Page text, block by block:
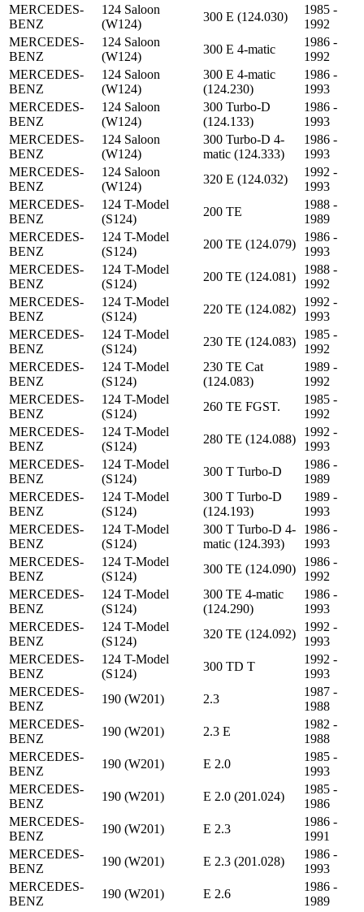
MERCEDES-
BENZ
124 Saloon
(W124)
300 E (124.030)
1985 -
1992
MERCEDES-
BENZ
124 Saloon
(W124)
300 E 4-matic
1986 -
1992
MERCEDES-
BENZ
124 Saloon
(W124)
300 E 4-matic
(124.230)
1986 -
1993
MERCEDES-
BENZ
124 Saloon
(W124)
300 Turbo-D
(124.133)
1986 -
1993
MERCEDES-
BENZ
124 Saloon
(W124)
300 Turbo-D 4-
matic (124.333)
1986 -
1993
MERCEDES-
BENZ
124 Saloon
(W124)
320 E (124.032)
1992 -
1993
MERCEDES-
BENZ
124 T-Model
(S124)
200 TE
1988 -
1989
MERCEDES-
BENZ
124 T-Model
(S124)
200 TE (124.079)
1986 -
1993
MERCEDES-
BENZ
124 T-Model
(S124)
200 TE (124.081)
1988 -
1992
MERCEDES-
BENZ
124 T-Model
(S124)
220 TE (124.082)
1992 -
1993
MERCEDES-
BENZ
124 T-Model
(S124)
230 TE (124.083)
1985 -
1992
MERCEDES-
BENZ
124 T-Model
(S124)
230 TE Cat
(124.083)
1989 -
1992
MERCEDES-
BENZ
124 T-Model
(S124)
260 TE FGST.
1985 -
1992
MERCEDES-
BENZ
124 T-Model
(S124)
280 TE (124.088)
1992 -
1993
MERCEDES-
BENZ
124 T-Model
(S124)
300 T Turbo-D
1986 -
1989
MERCEDES-
BENZ
124 T-Model
(S124)
300 T Turbo-D
(124.193)
1989 -
1993
MERCEDES-
BENZ
124 T-Model
(S124)
300 T Turbo-D 4-
matic (124.393)
1986 -
1993
MERCEDES-
BENZ
124 T-Model
(S124)
300 TE (124.090)
1986 -
1992
MERCEDES-
BENZ
124 T-Model
(S124)
300 TE 4-matic
(124.290)
1986 -
1993
MERCEDES-
BENZ
124 T-Model
(S124)
320 TE (124.092)
1992 -
1993
MERCEDES-
BENZ
124 T-Model
(S124)
300 TD T
1992 -
1993
MERCEDES-
BENZ
190 (W201) 2.3
1987 -
1988
MERCEDES-
BENZ
190 (W201) 2.3 E
1982 -
1988
MERCEDES-
BENZ
190 (W201) E 2.0
1985 -
1993
MERCEDES-
BENZ
190 (W201) E 2.0 (201.024)
1985 -
1986
MERCEDES-
BENZ
190 (W201) E 2.3
1986 -
1991
MERCEDES-
BENZ
190 (W201) E 2.3 (201.028)
1986 -
1993
MERCEDES-
BENZ
190 (W201) E 2.6
1986 -
1989